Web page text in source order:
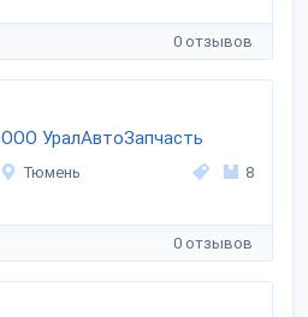
0 отзывов
ООО УралАвтоЗапчасть
Тюмень 8
0 отзывов